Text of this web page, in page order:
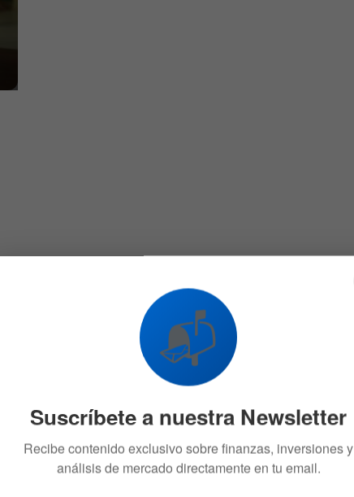
📬
Suscríbete a nuestra Newsletter
Recibe contenido exclusivo sobre finanzas, inversiones y
análisis de mercado directamente en tu email.